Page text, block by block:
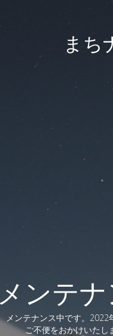
まち
ンテナ
メンテナンス中です。2022
ご不便をおかけいたし